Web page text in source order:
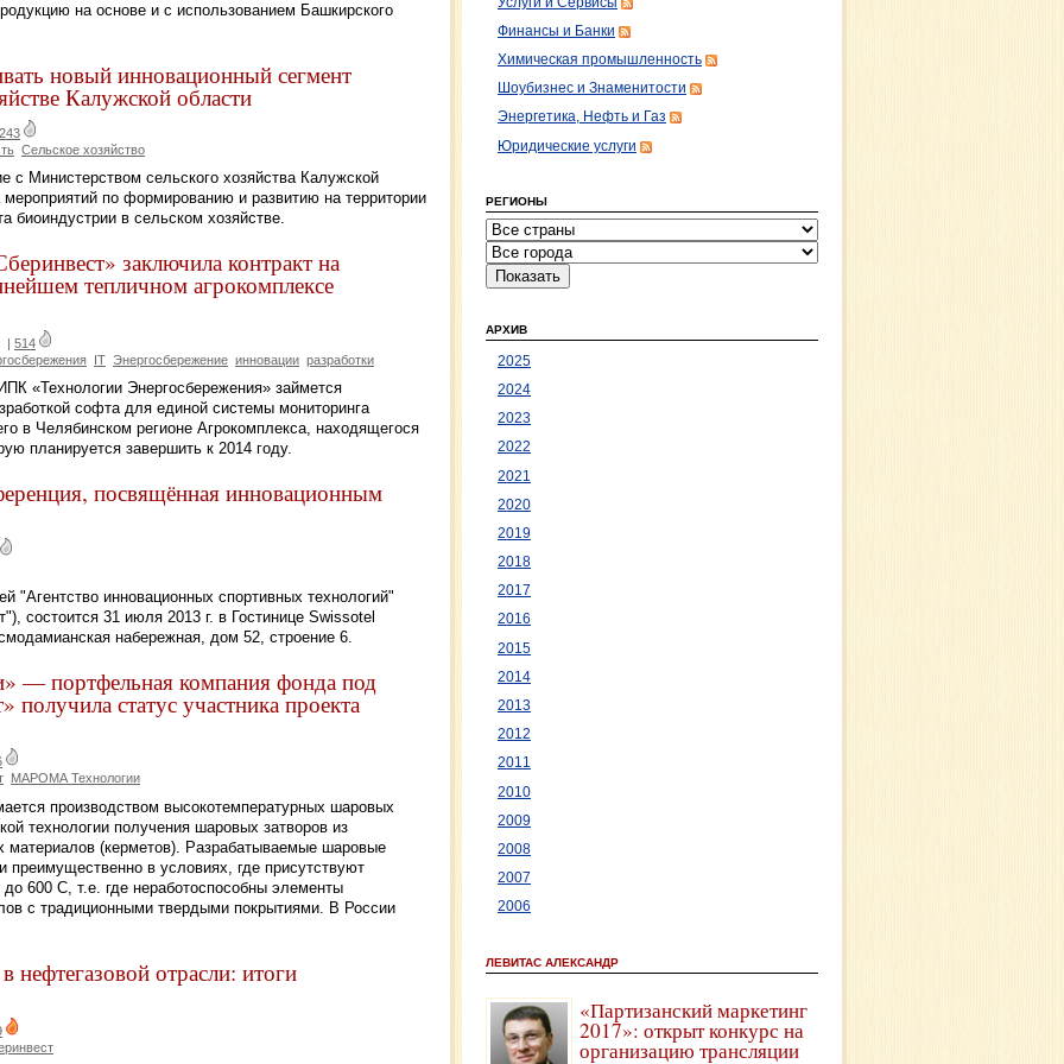
на основе и с использованием Башкирского
новый инновационный сегмент
Калужской области
243
Сельское хозяйство
с Министерством сельского хозяйства Калужской
по формированию и развитию на территории
биоиндустрии в сельском хозяйстве.
заключила контракт на
тепличном агрокомплексе
| 514
IT Энергосбережение инновации разработки
«Технологии Энергосбережения» займется
софта для единой системы мониторинга
в Челябинском регионе Агрокомплекса, находящегося
планируется завершить к 2014 году.
посвящённая инновационным
"Агентство инновационных спортивных технологий"
состоится 31 июля 2013 г. в Гостинице Swissotel
набережная, дом 52, строение 6.
портфельная компания фонда под
статус участника проекта
МАРОМА Технологии
производством высокотемпературных шаровых
технологии получения шаровых затворов из
материалов (керметов). Разрабатываемые шаровые
преимущественно в условиях, где присутствуют
600 С, т.е. где неработоспособны элементы
с традиционными твердыми покрытиями. В России
нефтегазовой отрасли: итоги
Финансы и Банки
Химическая промышленность
Шоубизнес и Знаменитости
Энергетика, Нефть и Газ
Юридические услуги
РЕГИОНЫ
АРХИВ
2025
2024
2023
2022
2021
2020
2019
2018
2017
2016
2015
2014
2013
2012
2011
2010
2009
2008
2007
2006
ЛЕВИТАС АЛЕКСАНДР
«Партизанский маркетинг
2017»: открыт конкурс на
организацию трансляции